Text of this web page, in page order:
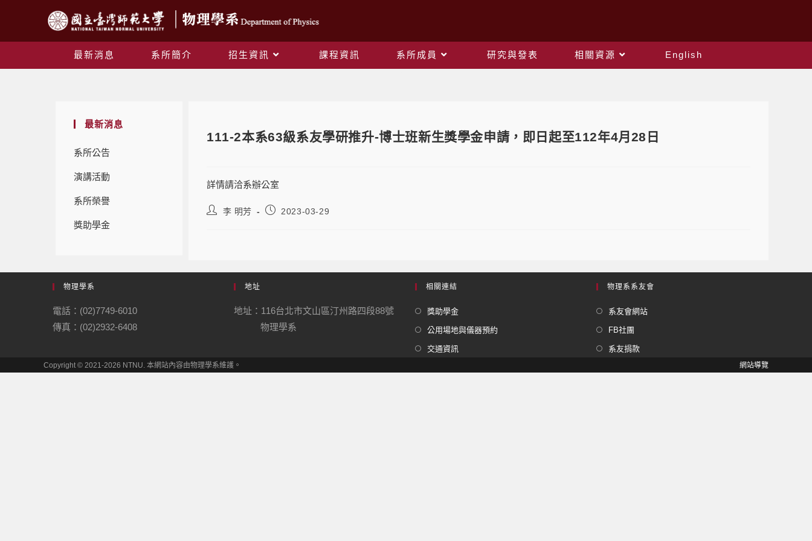
最新消息 系所簡介 招生資訊 課程資訊 系所成員 研究與發表 相關資源 English
最新消息
系所公告
演講活動
系所榮譽
獎助學金
111-2本系63級系友學研推升-博士班新生獎學金申請，即日起至112年4月28日
詳情請洽系辦公室
李 明芳 2023-03-29
物理學系
電話：(02)7749-6010
傳真：(02)2932-6408
地址
地址：116台北市文山區汀州路四段88號
物理學系
相關連結
獎助學金
公用場地與儀器預約
交通資訊
物理系系友會
系友會網站
FB社團
系友捐款
網站導覽
Copyright © 2021-2026 NTNU. 本網站內容由物理學系維護。